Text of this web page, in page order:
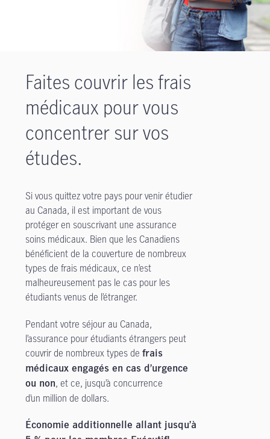
Faites couvrir les frais
médicaux pour vous
concentrer sur vos
études.
Si vous quittez votre pays pour venir étudier
au Canada, il est important de vous
protéger en souscrivant une assurance
soins médicaux. Bien que les Canadiens
bénéficient de la couverture de nombreux
types de frais médicaux, ce n’est
malheureusement pas le cas pour les
étudiants venus de l’étranger.
Pendant votre séjour au Canada,
l’assurance pour étudiants étrangers peut
couvrir de nombreux types de frais
médicaux engagés en cas d’urgence
ou non, et ce, jusqu’à concurrence
d’un million de dollars.
Économie additionnelle allant jusqu’à